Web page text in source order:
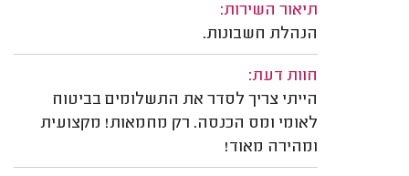
תיאור השירות:
הנהלת חשבונות.
חוות דעת:
הייתי צריך לסדר את התשלומים בביטוח
לאומי ומס הכנסה. רק מחמאות! מקצועית
ומהירה מאוד!